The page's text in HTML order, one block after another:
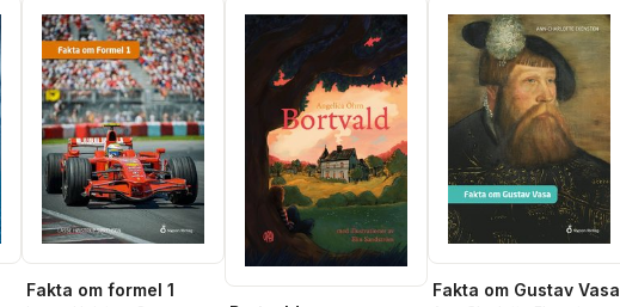
Fakta om formel 1 Fakta om Gustav Vasa